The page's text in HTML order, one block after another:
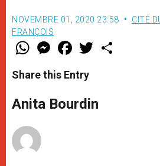
NOVEMBRE 01, 2020 23:58 CITÉ
FRANÇOIS
W
t
s
p
p
M
e
s
e
g
e
F
a
e
b
o
k
w
r
Share this Entry
Anita Bourdin